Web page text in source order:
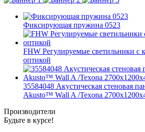
Фиксирующая пружина 0523
FHW Регулируемые светильники с
оптикой
35584048 Акустическая стеновая
Akusto™ Wall A /Texona
Производители
Будьте в курсе!